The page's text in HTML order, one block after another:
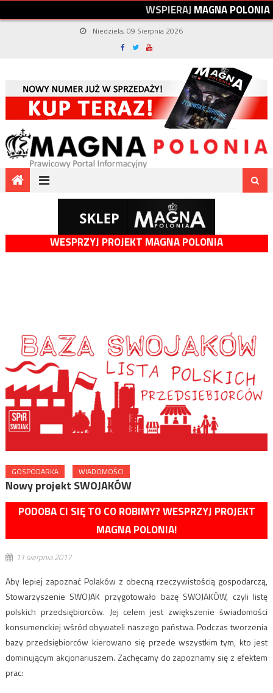
WSPIERAJMAGNAPOLONIA
Niedziela, 09 Sierpnia 2026
WESPRZYJ PROJEKT MAGNA POLONIA
GOSPODARKA WIADOMOŚCI
Nowy projekt SWOJAKÓW
PODOBA CI SIĘ TO CO ROBIMY? WESPRZYJ PROJEKT
MAGNA POLONIA!
11 sierpnia 2017
Aby lepiej zapoznać Polaków z obecną rzeczywistością gospodarczą,
Stowarzyszenie SWOJAK przygotowało bazę SWOJAKÓW, czyli listę
polskich przedsiębiorców. Jej celem jest zwiększenie świadomości
konsumenckiej wśród obywateli naszego państwa. Podczas tworzenia
bazy przedsiębiorców kierowano się przede wszystkim tym, kto jest
dominującym akcjonariuszem. Zachęcamy do zapoznamy się z efektem
prac: